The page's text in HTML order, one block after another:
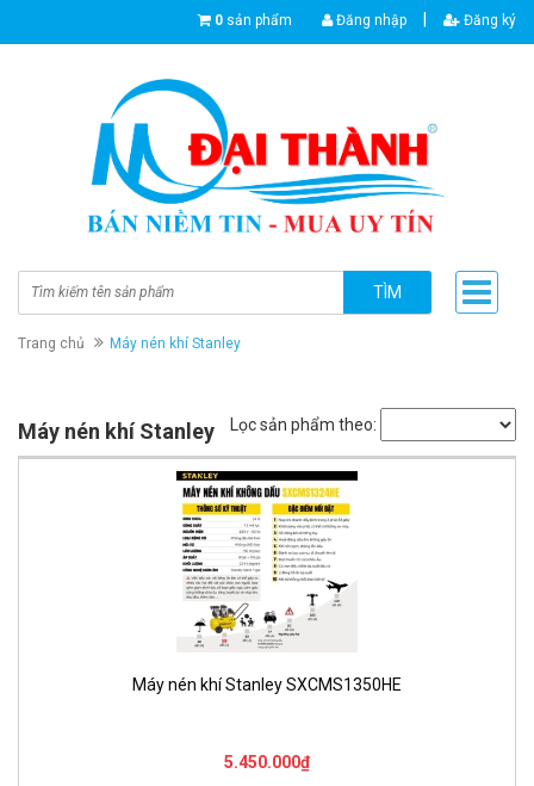
0 sản phẩm Đăng nhập Đăng ký
TÌM
Trang chủ Máy nén khí Stanley
Máy nén khí Stanley Lọc sản phẩm theo:
Máy nén khí Stanley SXCMS1350HE
5.450.000₫